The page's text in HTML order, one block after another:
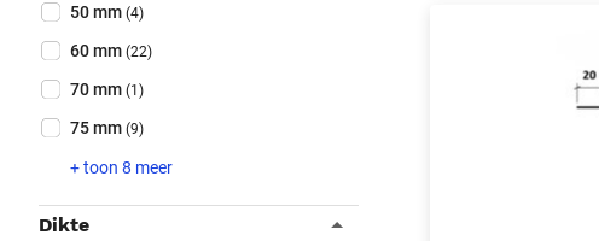
50 mm (4)
60 mm (22)
70 mm (1)
75 mm (9)
+ toon 8 meer
Dikte